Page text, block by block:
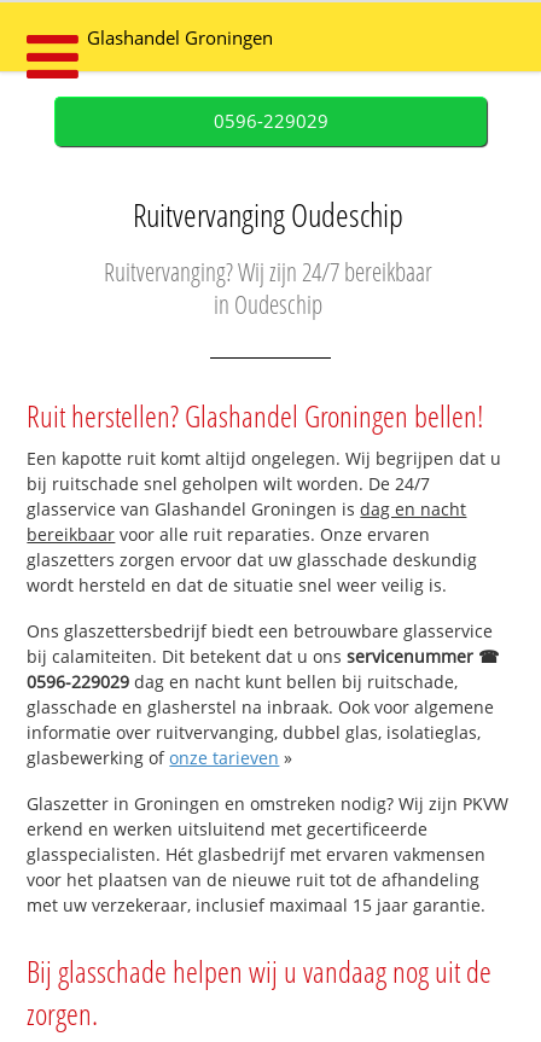
Glashandel Groningen
0596-229029
Ruitvervanging Oudeschip
Ruitvervanging? Wij zijn 24/7 bereikbaar
in Oudeschip
Ruit herstellen? Glashandel Groningen bellen!
Een kapotte ruit komt altijd ongelegen. Wij begrijpen dat u
bij ruitschade snel geholpen wilt worden. De 24/7
glasservice van Glashandel Groningen isdag en nacht
bereikbaar voor alle ruit reparaties. Onze ervaren
glaszetters zorgen ervoor dat uw glasschade deskundig
wordt hersteld en dat de situatie snel weer veilig is.
Ons glaszettersbedrijf biedt een betrouwbare glasservice
bij calamiteiten. Dit betekent dat u onsservicenummer ☎
0596-229029 dag en nacht kunt bellen bij ruitschade,
glasschade en glasherstel na inbraak. Ook voor algemene
informatie over ruitvervanging, dubbel glas, isolatieglas,
glasbewerking ofonze tarieven »
Glaszetter in Groningen en omstreken nodig? Wij zijn PKVW
erkend en werken uitsluitend met gecertificeerde
glasspecialisten. Hét glasbedrijf met ervaren vakmensen
voor het plaatsen van de nieuwe ruit tot de afhandeling
met uw verzekeraar, inclusief maximaal 15 jaar garantie.
Bij glasschade helpen wij u vandaag nog uit de
zorgen.